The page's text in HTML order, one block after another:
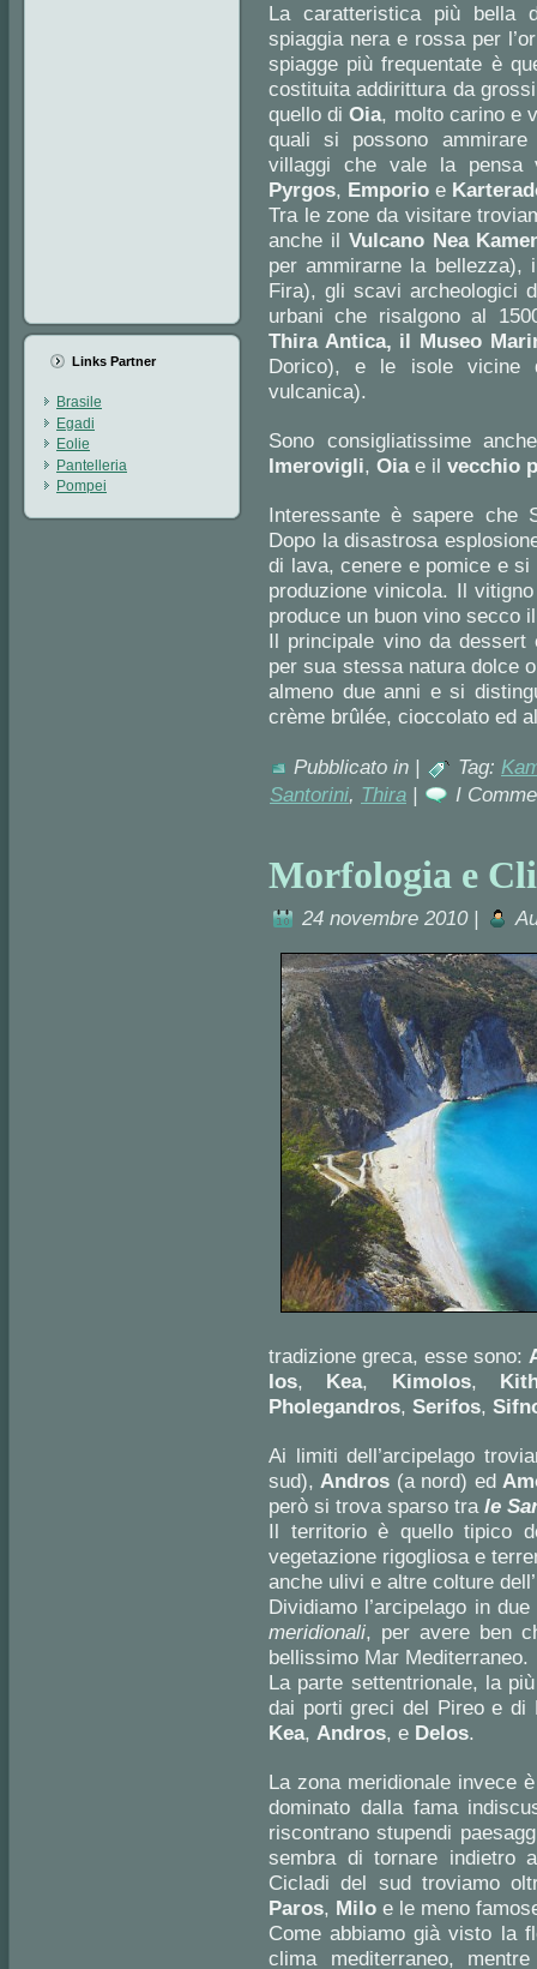
Links Partner
Brasile
Egadi
Eolie
Pantelleria
Pompei
La caratteristica più bella
spiaggia nera e rossa per
spiagge più frequentate è
costituita addirittura da
quello diOia, molto carino e
quali si possono
villaggi che vale la
Pyrgos, Emporio e
Tra le zone da visitare
anche il Vulcano Nea
per ammirarne la
Fira), gli scavi archeologici
urbani che risalgono al
Thira Antica, il Museo
Dorico), e le isole
vulcanica).
Sono consigliatissime
Imerovigli, Oiae il vecchio
Interessante è sapere che
Dopo la disastrosa
di lava, cenere e pomice e
produzione vinicola. Il
produce un buon vino secco
Il principale vino da
per sua stessa natura dolce
almeno due anni e si
crème brûlée, cioccolato ed
Pubblicato in | Tag:
Santorini, Thira | I
Morfologia e
24 novembre 2010 |
tradizione greca, esse sono:
Ios, Kea, Kimolos,
Pholegandros, Serifos,
Ai limiti dell’arcipelago
sud),Andros (a nord) ed
però si trova sparso tra le
Il territorio è quello tipico
vegetazione rigogliosa e
anche ulivi e altre colture
Dividiamo l’arcipelago in
meridionali, per avere ben
bellissimo Mar Mediterraneo.
La parte settentrionale, la
dai porti greci del Pireo e
Kea, Andros, e Delos.
La zona meridionale invece
dominato dalla fama
riscontrano stupendi
sembra di tornare indietro
Cicladi del sud troviamo
Paros, Milo e le meno
Come abbiamo già visto la
clima mediterraneo,